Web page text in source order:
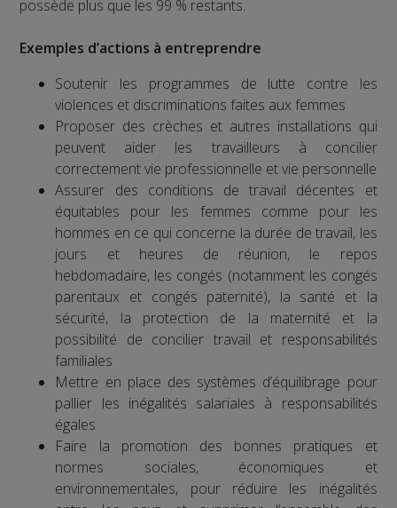
possède plus que les 99 % restants.
Exemples d’actions à entreprendre
Soutenir les programmes de lutte contre les
violences et discriminations faites aux femmes
Proposer des crèches et autres installations qui
peuvent aider les travailleurs à concilier
correctement vie professionnelle et vie personnelle
Assurer des conditions de travail décentes et
équitables pour les femmes comme pour les
hommes en ce qui concerne la durée de travail, les
jours et heures de réunion, le repos
hebdomadaire, les congés (notamment les congés
parentaux et congés paternité), la santé et la
sécurité, la protection de la maternité et la
possibilité de concilier travail et responsabilités
familiales
Mettre en place des systèmes d’équilibrage pour
pallier les inégalités salariales à responsabilités
égales
Faire la promotion des bonnes pratiques et
normes sociales, économiques et
environnementales, pour réduire les inégalités